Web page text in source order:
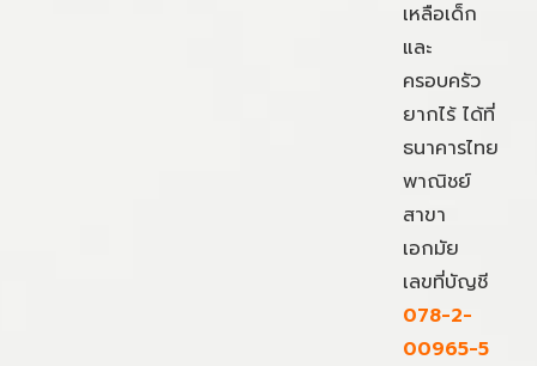
เหลือเด็ก
และ
ครอบครัว
ยากไร้ ได้ที่
ธนาคารไทย
พาณิชย์
สาขา
เอกมัย
เลขที่บัญชี
078-2-
00965-5